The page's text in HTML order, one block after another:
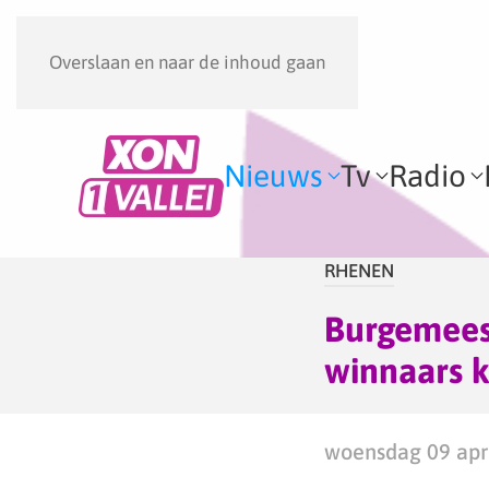
Overslaan en naar de inhoud gaan
Nieuws Tv Radio
RHENEN
winnaars
woensdag 09